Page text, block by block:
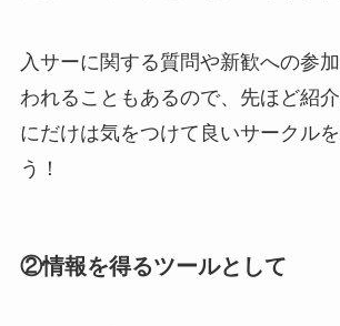
入サーに関する質問や新歓への参
われることもあるので、先ほど紹
にだけは気をつけて良いサークル
う！
②情報を得るツールとして